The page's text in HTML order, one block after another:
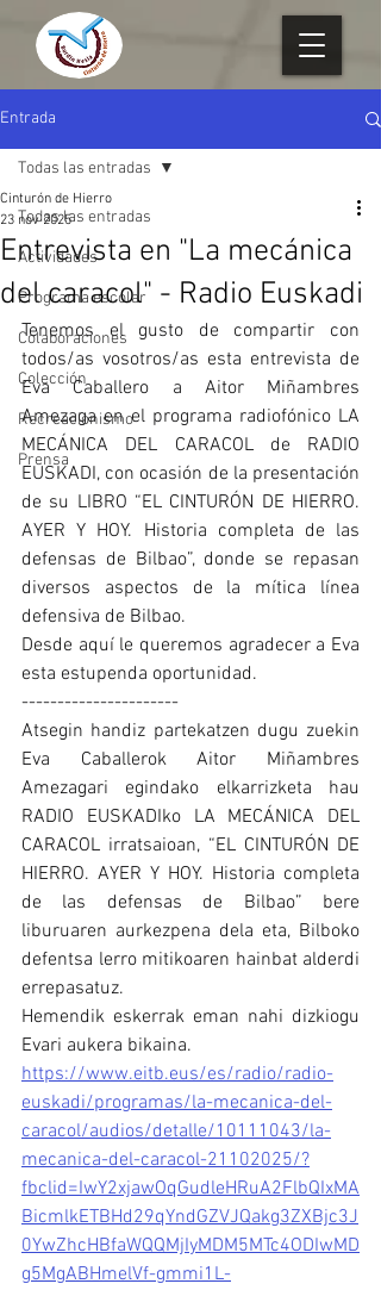
Entrada
Todas las entradas
Actividades
Programa escolar
Colaboraciones
Colección
Recreacionismo
Prensa
Todas las entradas
Entrevista en "La mecánica
del caracol" - Radio Euskadi
Cinturón de Hierro
23 nov 2025
Tenemos el gusto de compartir con
todos/as vosotros/as esta entrevista de
Eva Caballero a Aitor Miñambres
Amezaga en el programa radiofónico LA
MECÁNICA DEL CARACOL de RADIO
EUSKADI, con ocasión de la presentación
de su LIBRO “EL CINTURÓN DE HIERRO.
AYER Y HOY. Historia completa de las
defensas de Bilbao”, donde se repasan
diversos aspectos de la mítica línea
defensiva de Bilbao.
Desde aquí le queremos agradecer a Eva
esta estupenda oportunidad.
----------------------
Atsegin handiz partekatzen dugu zuekin
Eva Caballerok Aitor Miñambres
Amezagari egindako elkarrizketa hau
RADIO EUSKADIko LA MECÁNICA DEL
CARACOL irratsaioan, “EL CINTURÓN DE
HIERRO. AYER Y HOY. Historia completa
de las defensas de Bilbao” bere
liburuaren aurkezpena dela eta, Bilboko
defentsa lerro mitikoaren hainbat alderdi
errepasatuz.
Hemendik eskerrak eman nahi dizkiogu
Evari aukera bikaina.
https://www.eitb.eus/es/radio/radio-
euskadi/programas/la-mecanica-del-
caracol/audios/detalle/10111043/la-
mecanica-del-caracol-21102025/?
fbclid=IwY2xjawOqGudleHRuA2FlbQIxMA
BicmlkETBHd29qYndGZVJQakg3ZXBjc3J
0YwZhcHBfaWQQMjIyMDM5MTc4ODIwMD
g5MgABHmelVf-gmmi1L-